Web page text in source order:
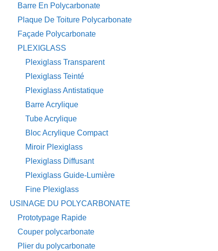
Barre En Polycarbonate
Plaque De Toiture Polycarbonate
Façade Polycarbonate
PLEXIGLASS
Plexiglass Transparent
Plexiglass Teinté
Plexiglass Antistatique
Barre Acrylique
Tube Acrylique
Bloc Acrylique Compact
Miroir Plexiglass
Plexiglass Diffusant
Plexiglass Guide-Lumière
Fine Plexiglass
USINAGE DU POLYCARBONATE
Prototypage Rapide
Couper polycarbonate
Plier du polycarbonate